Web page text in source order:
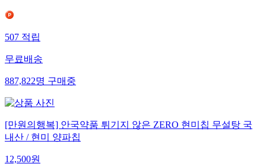
507적립
무료배송
887,822명구매중
[만원의행복] 안국약품 튀기지 않은 ZERO 현미칩 무설탕 국
내산 / 현미 양파칩
12,500원